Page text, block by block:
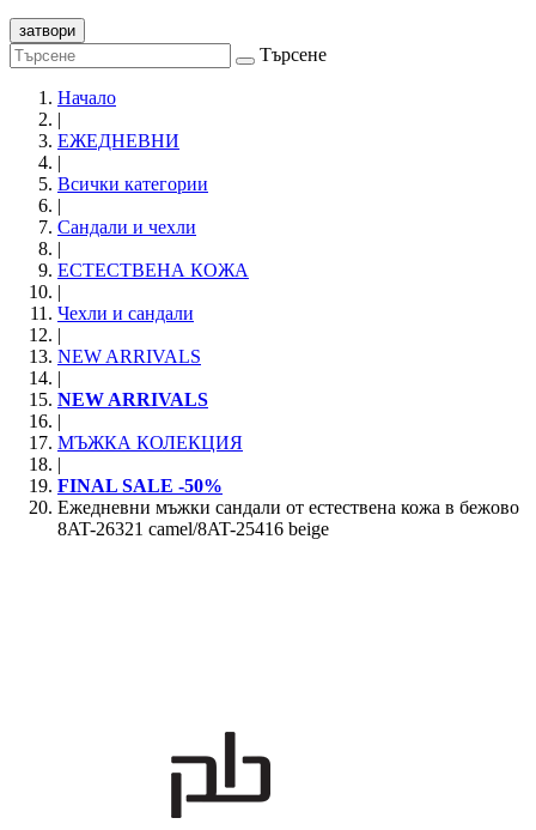
затвори
Търсене
Начало
|
ЕЖЕДНЕВНИ
|
Всички категории
|
Сандали и чехли
|
ЕСТЕСТВЕНА КОЖА
|
Чехли и сандали
|
NEW ARRIVALS
|
NEW ARRIVALS
|
МЪЖКА КОЛЕКЦИЯ
|
FINAL SALE -50%
Ежедневни мъжки сандали от естествена кожа в бежово
8AT-26321 camel/8AT-25416 beige